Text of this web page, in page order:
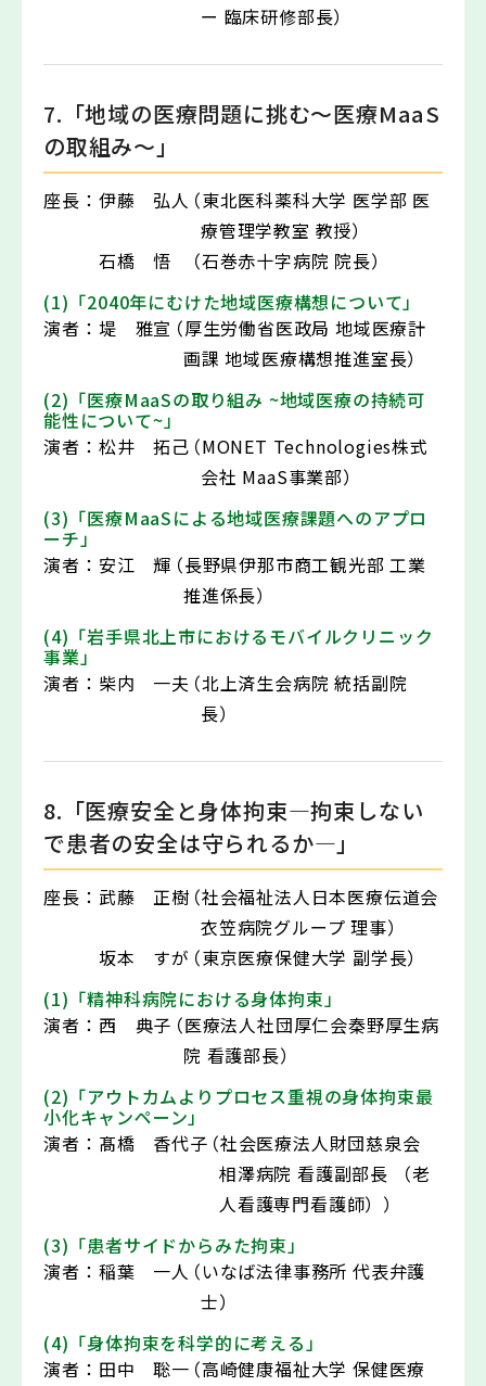
ー 臨床研修部長）
7.「地域の医療問題に挑む～医療MaaS
の取組み～」
座長： 伊藤 弘人（東北医科薬科大学 医学部 医
療管理学教室 教授）
石橋 悟
（石巻赤十字病院 院長）
(1)「2040年にむけた地域医療構想について」
演者： 堤 雅宣（厚生労働省医政局 地域医療計
画課 地域医療構想推進室長）
(2)「医療MaaSの取り組み ~地域医療の持続可
能性について~」
演者： 松井 拓己（MONET Technologies株式
会社 MaaS事業部）
(3)「医療MaaSによる地域医療課題へのアプロ
ーチ」
演者： 安江 輝（長野県伊那市商工観光部 工業
推進係長）
(4)「岩手県北上市におけるモバイルクリニック
事業」
演者： 柴内 一夫（北上済生会病院 統括副院
長）
8.「医療安全と身体拘束―拘束しない
で患者の安全は守られるか―」
座長： 武藤 正樹（社会福祉法人日本医療伝道会
衣笠病院グループ 理事）
坂本 すが（東京医療保健大学 副学長）
(1)「精神科病院における身体拘束」
演者： 西 典子（医療法人社団厚仁会秦野厚生病
院 看護部長）
(2)「アウトカムよりプロセス重視の身体拘束最
小化キャンペーン」
演者： 髙橋 香代子（社会医療法人財団慈泉会
相澤病院 看護副部長 （老
人看護専門看護師））
(3)「患者サイドからみた拘束」
演者： 稲葉 一人（いなば法律事務所 代表弁護
士）
(4)「身体拘束を科学的に考える」
演者： 田中 聡一（高崎健康福祉大学 保健医療